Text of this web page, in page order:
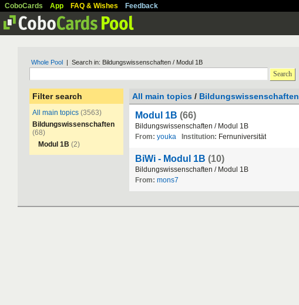
CoboCards App FAQ & Wishes Feedback
Whole Pool | Search in: Bildungswissenschaften / Modul 1B
Search
Filter search
All main topics (3563)
Bildungswissenschaften
(68)
Modul 1B (2)
All main topics / Bildungswissenschaften
Modul 1B (66)
Bildungswissenschaften / Modul 1B
From: youka Institution: Fernuniversität
BiWi - Modul 1B (10)
Bildungswissenschaften / Modul 1B
From: mons7